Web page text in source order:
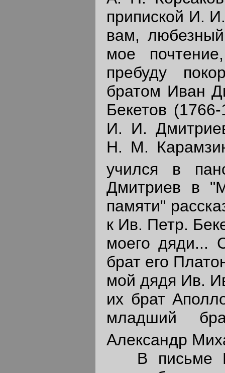
припиской И.
вам, любезный
мое
пребуду
братом Иван
Бекетов
И. И.
H. M.
учился в
Дмитриев в
памяти"
к Ив. Петр.
моего дяди...
брат его
мой дядя Ив.
их брат
младший
Александр
В письме